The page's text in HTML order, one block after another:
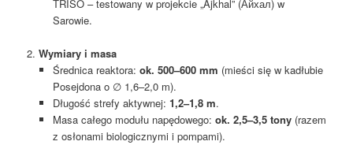
TRISO – testowany w projekcie „Ajkhal” (Айхал) w
Sarowie.
2.Wymiary i masa
Średnica reaktora: ok. 500–600 mm (mieści się w kadłubie
Posejdona o ∅ 1,6–2,0 m).
Długość strefy aktywnej: 1,2–1,8 m.
Masa całego modułu napędowego: ok. 2,5–3,5 tony(razem
z osłonami biologicznymi i pompami).